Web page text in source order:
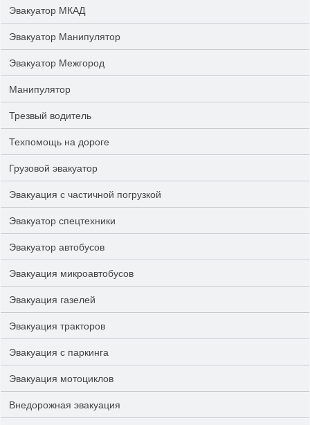
Эвакуатор МКАД
Эвакуатор Манипулятор
Эвакуатор Межгород
Манипулятор
Трезвый водитель
Техпомощь на дороге
Грузовой эвакуатор
Эвакуация с частичной погрузкой
Эвакуатор спецтехники
Эвакуатор автобусов
Эвакуация микроавтобусов
Эвакуация газелей
Эвакуация тракторов
Эвакуация с паркинга
Эвакуация мотоциклов
Внедорожная эвакуация